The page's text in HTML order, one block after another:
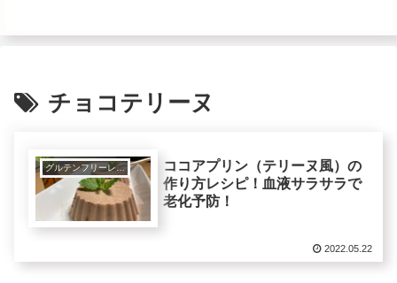
チョコテリーヌ
グルテンフリーレシピで美肌健康ダイエット！
ココアプリン（テリーヌ風）の
作り方レシピ！血液サラサラで
老化予防！
2022.05.22